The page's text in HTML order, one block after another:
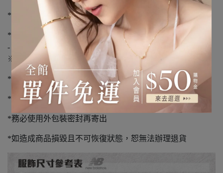
*如有溢膠、編織顏色不同、新品氣味不屬瑕疵範圍
*請您確認購買再下單，避免浪費資源
-
※退貨須知※
*本店僅供退貨，且恕不再提供原優惠
*保持商品、包裝(鞋盒)完整
*務必使用外包裝密封再寄出
*如造成商品損毀且不可恢復狀態，恕無法辦理退貨